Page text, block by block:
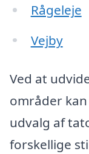
Rågeleje
Vejby
Ved at
områder
udvalg af
forskellige